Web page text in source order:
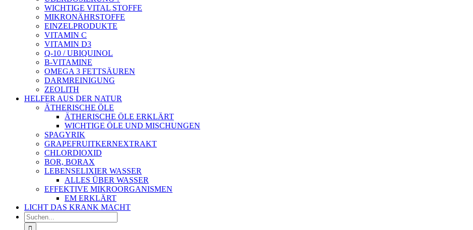
WICHTIGE VITAL STOFFE
MIKRONÄHRSTOFFE
EINZELPRODUKTE
VITAMIN C
VITAMIN D3
Q-10 / UBIQUINOL
B-VITAMINE
OMEGA 3 FETTSÄUREN
DARMREINIGUNG
ZEOLITH
HELFER AUS DER NATUR
ÄTHERISCHE ÖLE
ÄTHERISCHE ÖLE ERKLÄRT
WICHTIGE ÖLE UND MISCHUNGEN
SPAGYRIK
GRAPEFRUITKERNEXTRAKT
CHLORDIOXID
BOR, BORAX
LEBENSELIXIER WASSER
ALLES ÜBER WASSER
EFFEKTIVE MIKROORGANISMEN
EM ERKLÄRT
LICHT DAS KRANK MACHT
Suche
nach: